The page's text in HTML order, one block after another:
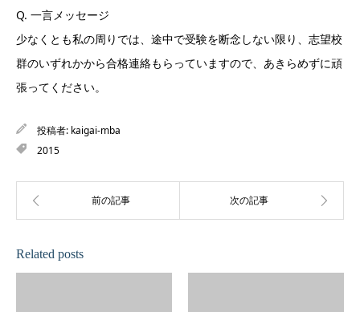
Q. 一言メッセージ
少なくとも私の周りでは、途中で受験を断念しない限り、志望校
群のいずれかから合格連絡もらっていますので、あきらめずに頑
張ってください。
投稿者: kaigai-mba
2015
Related posts